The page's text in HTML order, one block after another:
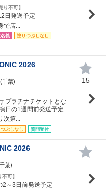
り不可】
日発送予定
で店...
義
塗りつぶしなし
2026
千葉)
プラチナチケットとな
日の1週間前発送予定
次第...
ぶしなし 質問受付
15
2026
葉)
不可】
2～3日前発送予定